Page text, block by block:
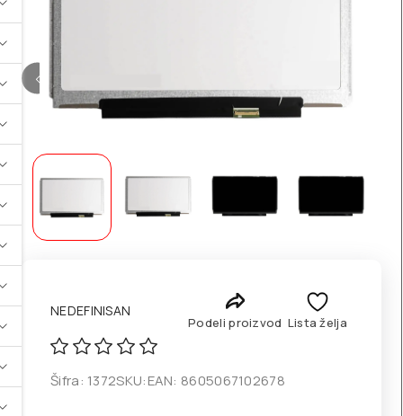
NEDEFINISAN
Podeli proizvod Lista želja
Šifra: 1372SKU:EAN: 8605067102678